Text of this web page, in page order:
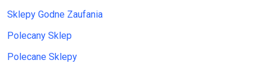
Sklepy Godne Zaufania
Polecany Sklep
Polecane Sklepy